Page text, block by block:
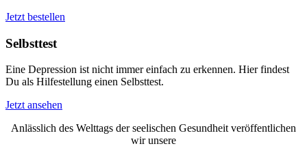
Jetzt bestellen
Selbsttest
Eine Depression ist nicht immer einfach zu erkennen. Hier findest
Du als Hilfestellung einen Selbsttest.
Jetzt ansehen
Anlässlich des Welttags der seelischen Gesundheit veröffentlichen
wir unsere